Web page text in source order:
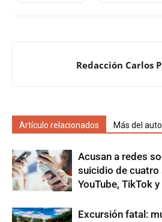
Redacción Carlos
Artículo relacionados Más del
Acusan a redes
suicidio de cuatro
YouTube, TikTok
Excursión fatal: